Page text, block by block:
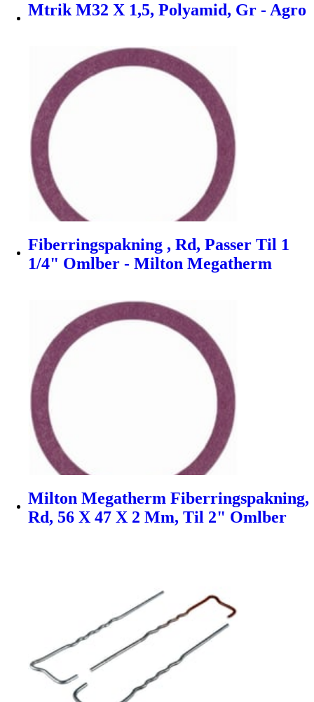
Mtrik M32 X 1,5, Polyamid, Gr - Agro
Fiberringspakning , Rd, Passer Til 1
1/4" Omlber - Milton Megatherm
Milton Megatherm Fiberringspakning,
Rd, 56 X 47 X 2 Mm, Til 2" Omlber